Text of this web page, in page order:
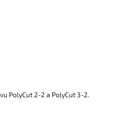
PolyCut 2-2 a PolyCut 3-2.